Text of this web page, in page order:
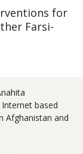
for
Farsi-
based
Afghanistan and